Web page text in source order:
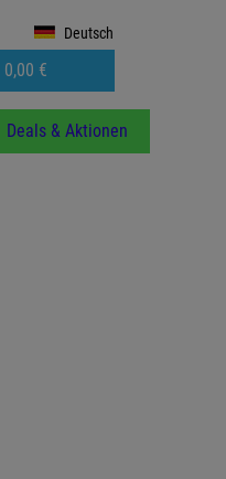
Deutsch
0,00 €
Deals & Aktionen